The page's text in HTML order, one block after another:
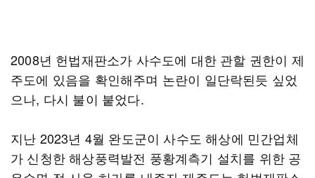
2008년 헌법재판소가 사수도에 대한 관할 권한이 제
주도에 있음을 확인해주며 논란이 일단락된듯 싶었
으나, 다시 불이 붙었다.
지난 2023년 4월 완도군이 사수도 해상에 민간업체
가 신청한 해상풍력발전 풍황계측기 설치를 위한 공